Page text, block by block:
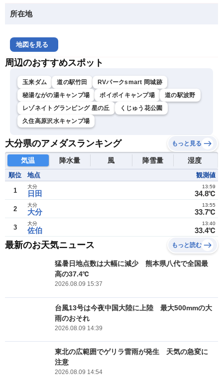
所在地
地図を見る
周辺のおすすめスポット
玉来ダム 道の駅竹田
RVパークsmart 岡城跡
秘湯ながの湯キャンプ場
ボイボイキャンプ場
道の駅波野
レゾネイトグランピング 星の丘
くじゅう花公園
久住高原沢水キャンプ場
大分県のアメダスランキング もっと見る
気温 降水量 風 降雪量 湿度
順位 地点 観測値
1 日田
大分
34.8℃
13:59
2 大分
大分
33.7℃
13:55
3 佐伯
大分
33.4℃
13:40
最新のお天気ニュース もっと読む
猛暑日地点数は大幅に減少 熊本県八代で全国最
高の37.4℃
2026.08.09 15:37
台風13号は今夜中国大陸に上陸 最大500mmの大
雨のおそれ
2026.08.09 14:39
東北の広範囲でゲリラ雷雨が発生 天気の急変に
注意
2026.08.09 14:54